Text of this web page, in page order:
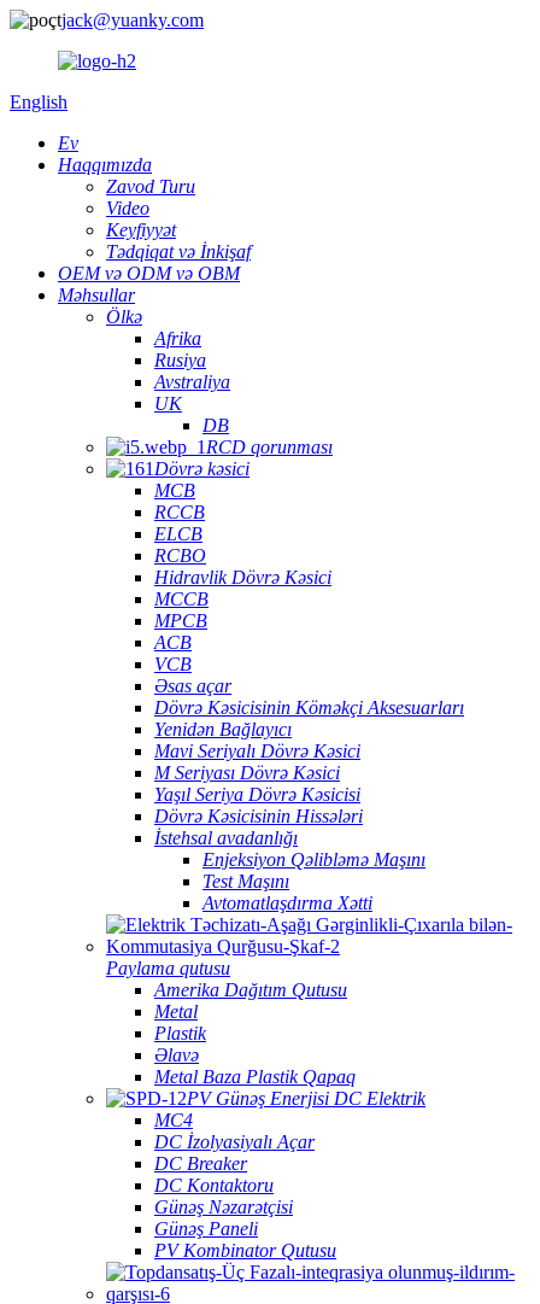
jack@yuanky.com
English
Ev
Haqqımızda
Zavod Turu
Video
Keyfiyyət
Tədqiqat və İnkişaf
OEM və ODM və OBM
Məhsullar
Ölkə
Afrika
Rusiya
Avstraliya
UK
DB
RCD qorunması
Dövrə kəsici
MCB
RCCB
ELCB
RCBO
Hidravlik Dövrə Kəsici
MCCB
MPCB
ACB
VCB
Əsas açar
Dövrə Kəsicisinin Köməkçi Aksesuarları
Yenidən Bağlayıcı
Mavi Seriyalı Dövrə Kəsici
M Seriyası Dövrə Kəsici
Yaşıl Seriya Dövrə Kəsicisi
Dövrə Kəsicisinin Hissələri
İstehsal avadanlığı
Enjeksiyon Qəlibləmə Maşını
Test Maşını
Avtomatlaşdırma Xətti
Paylama qutusu
Amerika Dağıtım Qutusu
Metal
Plastik
Əlavə
Metal Baza Plastik Qapaq
PV Günəş Enerjisi DC Elektrik
MC4
DC İzolyasiyalı Açar
DC Breaker
DC Kontaktoru
Günəş Nəzarətçisi
Günəş Paneli
PV Kombinator Qutusu